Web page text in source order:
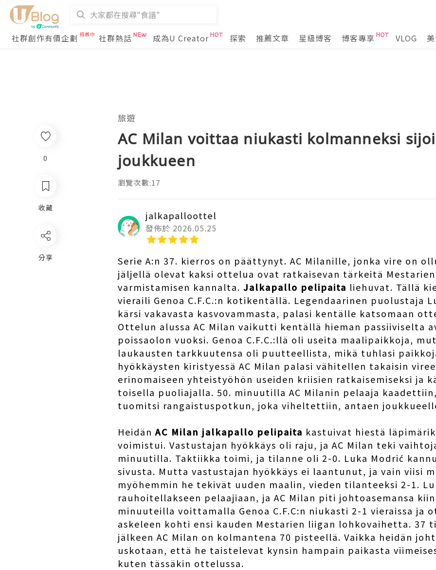
社群創作有價企劃 社群熱話 成為U Creator 探索 推薦文章 星級博客 博客專享 VLOG
旅遊
AC Milan voittaa niukasti kolmanneksi
joukkueen
瀏覽次數:17
jalkapalloottel
發佈於 2026.05.25
Serie A:n 37. kierros on päättynyt. AC Milanille, jonka vire on
jäljellä olevat kaksi ottelua ovat ratkaisevan tärkeitä
varmistamisen kannalta. Jalkapallo pelipaita liehuvat. Tällä
vieraili Genoa C.F.C.:n kotikentällä. Legendaarinen puolustaja
kärsi vakavasta kasvovammasta, palasi kentälle katsomaan
Ottelun alussa AC Milan vaikutti kentällä hieman passiiviselta
poissaolon vuoksi. Genoa C.F.C.:llä oli useita maalipaikkoja,
laukausten tarkkuutensa oli puutteellista, mikä tuhlasi
hyökkäysten kiristyessä AC Milan palasi vähitellen takaisin
erinomaiseen yhteistyöhön useiden kriisien ratkaisemiseksi ja
toisella puoliajalla. 50. minuutilla AC Milanin pelaaja
tuomitsi rangaistuspotkun, joka viheltettiin, antaen
HeidänAC Milan jalkapallo pelipaita kastuivat hiestä
voimistui. Vastustajan hyökkäys oli raju, ja AC Milan teki
minuutilla. Taktiikka toimi, ja tilanne oli 2-0. Luka Modrić
sivusta. Mutta vastustajan hyökkäys ei laantunut, ja vain viisi
myöhemmin he tekivät uuden maalin, vieden tilanteeksi 2-1.
rauhoitellakseen pelaajiaan, ja AC Milan piti johtoasemansa
minuuteilla voittamalla Genoa C.F.C:n niukasti 2-1 vieraissa ja
askeleen kohti ensi kauden Mestarien liigan lohkovaihetta. 37
jälkeen AC Milan on kolmantena 70 pisteellä. Vaikka heidän
uskotaan, että he taistelevat kynsin hampain paikasta
kuten tässäkin ottelussa.
0
收藏
分享